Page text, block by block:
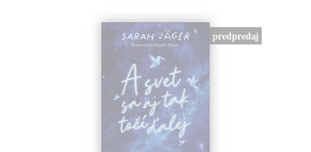
predpredaj